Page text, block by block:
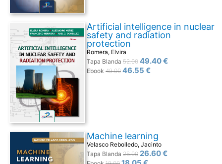
Artificial intelligence in nuclear
safety and radiation
protection
Romera, Elvira
Tapa Blanda 52.00 49.40 €
Ebook 49.00 46.55 €
Machine learning
Velasco Rebolledo, Jacinto
Tapa Blanda 28.00 26.60 €